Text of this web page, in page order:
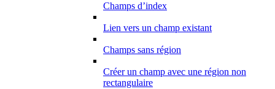
Champs d’index
Lien vers un champ existant
Champs sans région
Créer un champ avec une région non
rectangulaire